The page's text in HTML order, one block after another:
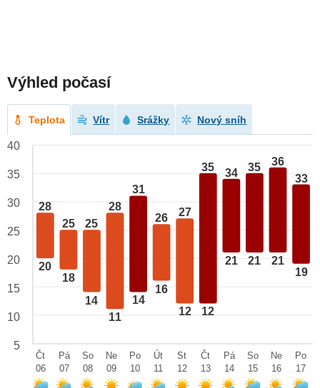
Výhled počasí
Teplota Vítr Srážky Nový sníh
28
20
25
18
25
14
28
11
31
14
26
16
27
12
35
12
34
21
35
21
36
21
33
19
40
35
30
25
20
15
10
5
Čt
06
Pá
07
So
08
Ne
09
Po
10
Út
11
St
12
Čt
13
Pá
14
So
15
Ne
16
Po
17